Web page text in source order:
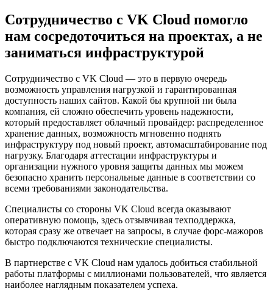
Сотрудничество с VK Cloud помогло
нам сосредоточиться на проектах, а не
заниматься инфраструктурой
Сотрудничество с VK Cloud — это в первую очередь
возможность управления нагрузкой и гарантированная
доступность наших сайтов. Какой бы крупной ни была
компания, ей сложно обеспечить уровень надежности,
который предоставляет облачный провайдер: распределенное
хранение данных, возможность мгновенно поднять
инфраструктуру под новый проект, автомасштабирование под
нагрузку. Благодаря аттестации инфраструктуры и
организации нужного уровня защиты данных мы можем
безопасно хранить персональные данные в соответствии со
всеми требованиями законодательства.
Специалисты со стороны VK Cloud всегда оказывают
оперативную помощь, здесь отзывчивая техподдержка,
которая сразу же отвечает на запросы, в случае форс-мажоров
быстро подключаются технические специалисты.
В партнерстве с VK Cloud нам удалось добиться стабильной
работы платформы с миллионами пользователей, что является
наиболее наглядным показателем успеха.